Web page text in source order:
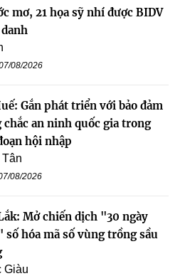
mơ, 21 họa sỹ nhí được BIDV
08/2026
Gắn phát triển với bảo đảm
chắc an ninh quốc gia trong
hội nhập
Tân
08/2026
Mở chiến dịch "30 ngày
số hóa mã số vùng trồng sầu
Giàu